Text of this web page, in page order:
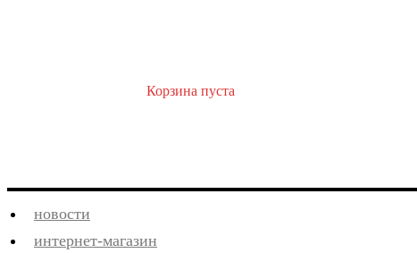
Корзина пуста
новости
интернет-магазин